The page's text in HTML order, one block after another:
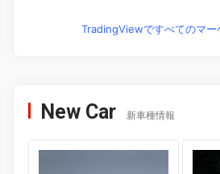
TradingViewですべてのマー
New Car 新車種情報